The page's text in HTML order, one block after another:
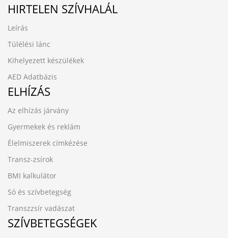
HIRTELEN SZÍVHALÁL
Leírás
Túlélési lánc
Kihelyezett készülékek
AED Adatbázis
ELHÍZÁS
Az elhízás járvány
Gyermekek és reklám
Élelmiszerek címkézése
Transz-zsírok
BMI kalkulátor
Só és szívbetegség
Transzzsír vadászat
SZÍVBETEGSÉGEK